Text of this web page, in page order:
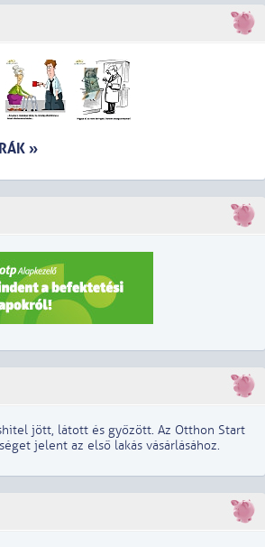
»
jött, látott és győzött. Az Otthon Start
jelent az első lakás vásárlásához.